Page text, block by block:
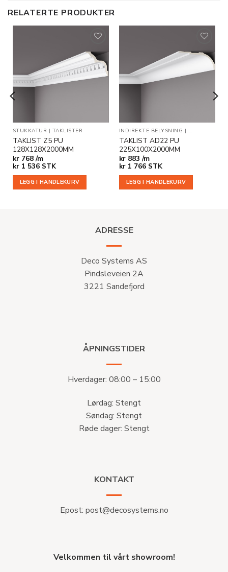
RELATERTE PRODUKTER
Legg til
i
ønskeliste
STUKKATUR | TAKLISTER
TAKLIST Z5 PU
128X128X2000MM
kr768 /m
kr1 536 STK
LEGG I HANDLEKURV
Legg til
ønskeliste
INDIREKTE BELYSNING | TAKLISTER
TAKLIST AD22 PU
225X100X2000MM
kr883 /m
kr1 766 STK
LEGG I HANDLEKURV
ADRESSE
Deco Systems AS
Pindsleveien 2A
3221 Sandefjord
ÅPNINGSTIDER
Hverdager: 08:00 – 15:00
Lørdag: Stengt
Søndag: Stengt
Røde dager: Stengt
KONTAKT
Epost: post@decosystems.no
Velkommen til vårt showroom!